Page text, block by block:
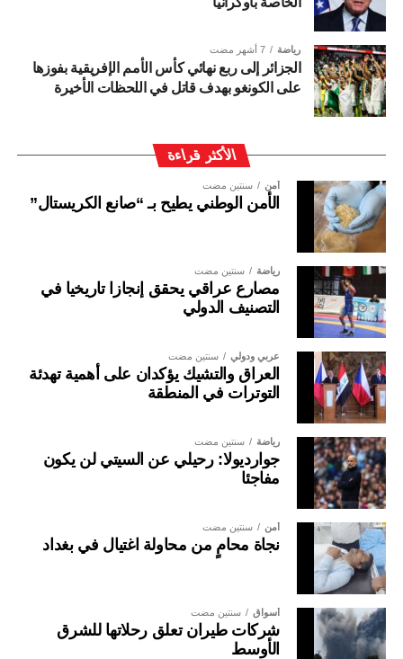
رياضة 7 أشهر مضت
الجزائر إلى ربع نهائي كأس الأمم الإفريقية بفوزها
على الكونغو بهدف قاتل في اللحظات الأخيرة
الأكثر قراءة
أمن سنتين مضت
الأمن الوطني يطيح بـ “صانع الكريستال”
رياضة سنتين مضت
مصارع عراقي يحقق إنجازا تاريخيا في
التصنيف الدولي
عربي ودولي سنتين مضت
العراق والتشيك يؤكدان على أهمية تهدئة
التوترات في المنطقة
رياضة سنتين مضت
جوارديولا: رحيلي عن السيتي لن يكون
مفاجئا
أمن سنتين مضت
نجاة محامٍ من محاولة اغتيال في بغداد
أسواق سنتين مضت
شركات طيران تعلق رحلاتها للشرق
الأوسط